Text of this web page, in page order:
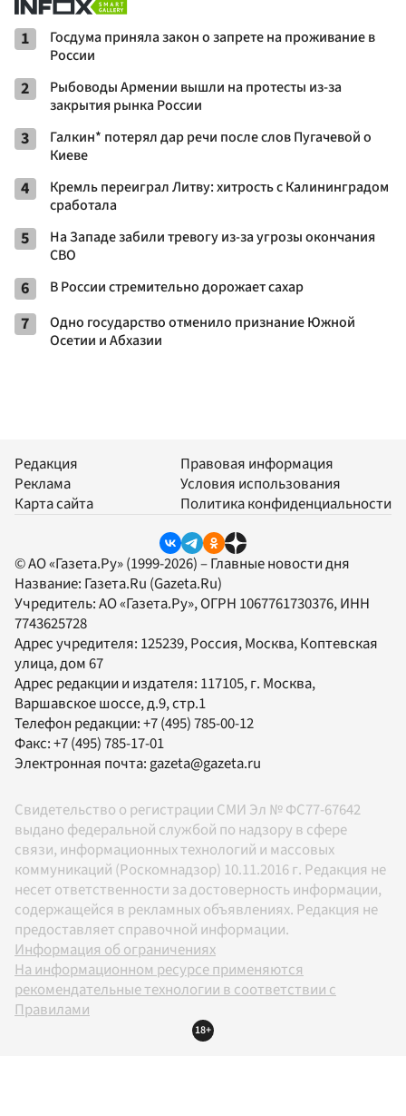
1
Госдума приняла закон о запрете на проживание в
России
2
Рыбоводы Армении вышли на протесты из-за
закрытия рынка России
3
Галкин* потерял дар речи после слов Пугачевой о
Киеве
4
Кремль переиграл Литву: хитрость с Калининградом
сработала
5
На Западе забили тревогу из-за угрозы окончания
СВО
6 В России стремительно дорожает сахар
7
Одно государство отменило признание Южной
Осетии и Абхазии
Редакция
Реклама
Карта сайта
Правовая информация
Условия использования
Политика конфиденциальности
© АО «Газета.Ру» (1999-2026) – Главные новости дня
Название: Газета.Ru (Gazeta.Ru)
Учредитель:АО «Газета.Ру», ОГРН 1067761730376, ИНН
7743625728
Адрес учредителя: 125239, Россия, Москва, Коптевская
улица, дом 67
Адрес редакции и издателя: 117105, г. Москва,
Варшавское шоссе, д.9, стр.1
Телефон редакции:+7 (495) 785-00-12
Факс:+7 (495) 785-17-01
Электронная почта: gazeta@gazeta.ru
Свидетельство о регистрации СМИ Эл № ФС77-67642
выдано федеральной службой по надзору в сфере
связи, информационных технологий и массовых
коммуникаций (Роскомнадзор) 10.11.2016 г. Редакция не
несет ответственности за достоверность информации,
содержащейся в рекламных объявлениях. Редакция не
предоставляет справочной информации.
Информация об ограничениях
На информационном ресурсе применяются
рекомендательные технологии в соответствии с
Правилами
18+